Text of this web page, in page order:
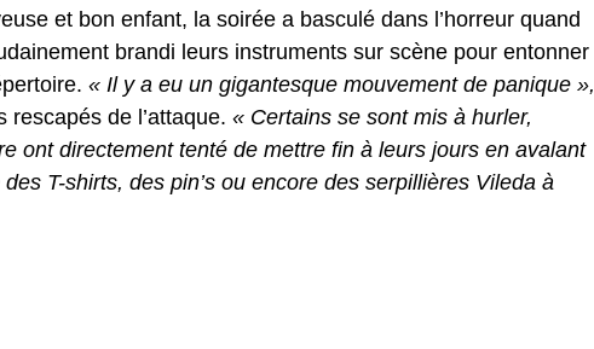
et bon enfant, la soirée a basculé dans l’horreur quand
brandi leurs instruments sur scène pour entonner
« Il y a eu un gigantesque mouvement de panique »,
rescapés de l’attaque. « Certains se sont mis à hurler,
ont directement tenté de mettre fin à leurs jours en avalant
T-shirts, des pin’s ou encore des serpillières Vileda à